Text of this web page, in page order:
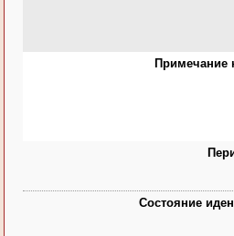
Примечание
Состояние